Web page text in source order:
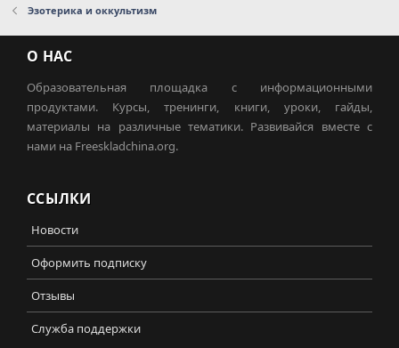
Эзотерика и оккультизм
О НАС
Образовательная площадка с информационными
продуктами. Курсы, тренинги, книги, уроки, гайды,
материалы на различные тематики. Развивайся вместе с
нами на Freeskladchina.org.
ССЫЛКИ
Новости
Оформить подписку
Отзывы
Служба поддержки